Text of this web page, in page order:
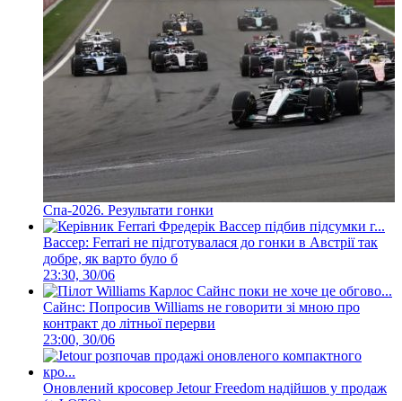
Спа-2026. Результати гонки
Вассер: Ferrari не підготувалася до гонки в Австрії так
добре, як варто було б
23:30, 30/06
Сайнс: Попросив Williams не говорити зі мною про
контракт до літньої перерви
23:00, 30/06
Оновлений кросовер Jetour Freedom надійшов у продаж